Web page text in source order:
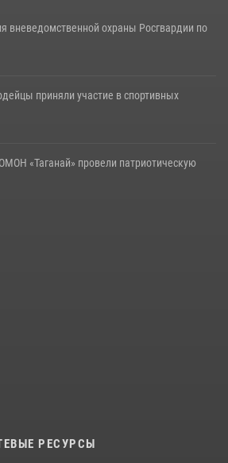
вневедомственной охраны Росгвардии по
приняли участие в спортивных
«Таганай» провели патриотическую
РЕСУРСЫ